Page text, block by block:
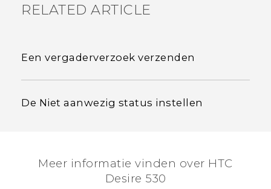
RELATED ARTICLE
Een vergaderverzoek verzenden
De Niet aanwezig status instellen
Meer informatie vinden over HTC
Desire 530